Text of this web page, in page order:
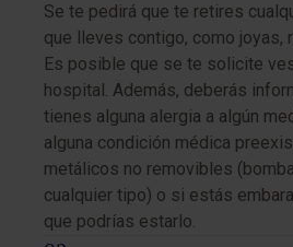
Se te pedirá que te retires
que lleves contigo, como joyas,
Es posible que se te solicite
hospital. Además, deberás
tienes alguna alergia a algún
alguna condición médica
metálicos no removibles
cualquier tipo) o si estás
que podrías estarlo.